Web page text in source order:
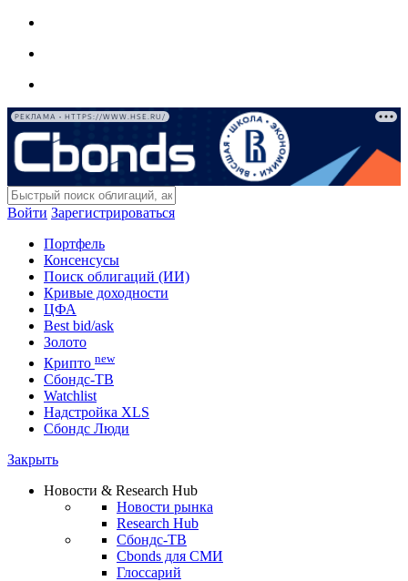
РЕКЛАМА • HTTPS://WWW.HSE.RU/
Войти Зарегистрироваться
Портфель
Консенсусы
Поиск облигаций (ИИ)
Кривые доходности
ЦФА
Best bid/ask
Золото
Крипто new
Сбондс-ТВ
Watchlist
Надстройка XLS
Сбондс Люди
Закрыть
Новости & Research Hub
Новости рынка
Research Hub
Сбондс-ТВ
Cbonds для СМИ
Глоссарий